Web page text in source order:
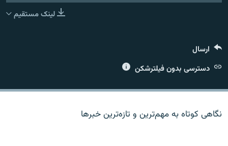
لینک مستقیم
ارسال
دسترسی بدون فیلترشکن
نگاهی کوتاه به مهم‌ترين و تازه‌ترين خبرها